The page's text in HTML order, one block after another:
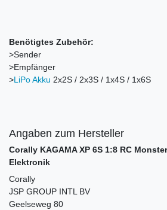
Benötigtes Zubehör:
>Sender
>Empfänger
>LiPo Akku 2x2S / 2x3S / 1x4S / 1x6S
Angaben zum Hersteller
Corally KAGAMA XP 6S 1:8 RC
Elektronik
Corally
JSP GROUP INTL BV
Geelseweg 80